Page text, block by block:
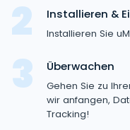
Einstellungen für die
Onlinestatus für
SIM-Kartenwechsel
Viber
Telegram
Wechat
Instagram
Snapchat
Tik Tok
YouTube
Aufzeichnung der
Browserverlauf
Browser-
Mailbox-Scanner
Streaming
Videostream
Gelöschte
Gelöschte
Steuerung
Installieren &
Installieren Sie
Überwachen
Gehen Sie zu
wir anfangen,
Tracking!